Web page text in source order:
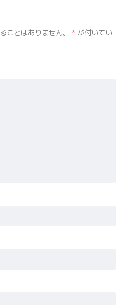
ことはありません。 * が付いてい